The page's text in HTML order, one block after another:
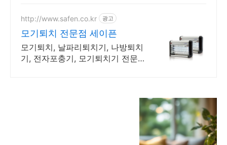
http://www.safen.co.kr 광고
모기퇴치 전문점 세이픈
모기퇴치, 날파리퇴치기, 나방퇴치
기, 전자포충기, 모기퇴치기 전문